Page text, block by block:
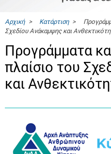
Αρχική> Κατάρτιση>
Σχεδίου Ανάκαμψης και
Προγράμματα
πλαίσιο του
και